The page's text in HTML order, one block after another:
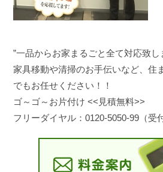
”一品からお家まるごと全て対応致し
家具移動や清掃のお手伝いなど、住
でもお任せください！！
ゴ～ゴ～お片付け <<見積無料>>
フリーダイヤル：0120-5050-99（受